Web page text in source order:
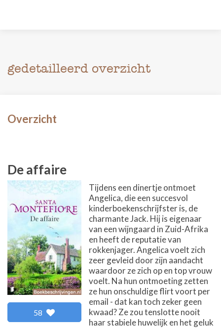
gedetailleerd overzicht
Overzicht
De affaire
58
Tijdens een dinertje ontmoet
Angelica, die een succesvol
kinderboekenschrijfster is, de
charmante Jack. Hij is eigenaar
van een wijngaard in Zuid-Afrika
en heeft de reputatie van
rokkenjager. Angelica voelt zich
zeer gevleid door zijn aandacht
waardoor ze zich op en top vrouw
voelt. Na hun ontmoeting zetten
ze hun onschuldige flirt voort per
email - dat kan toch zeker geen
kwaad? Ze zou tenslotte nooit
haar stabiele huwelijk en het geluk